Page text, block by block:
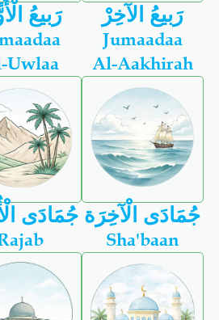
رَبيعُ رَبيعُ الآخِرْ
Uwlaa
جُمَادَى
Jumaadaa
Al-Aakhirah
جُمَادَى الْآخِرَة
Sha'baan